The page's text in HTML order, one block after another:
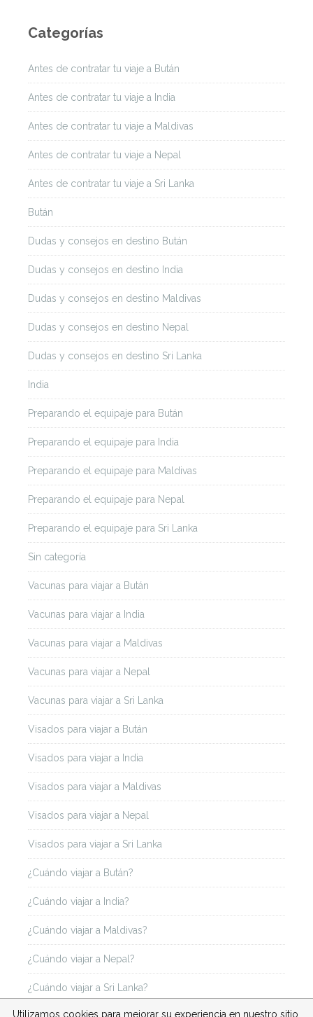
Categorías
Antes de contratar tu viaje a Bután
Antes de contratar tu viaje a India
Antes de contratar tu viaje a Maldivas
Antes de contratar tu viaje a Nepal
Antes de contratar tu viaje a Sri Lanka
Bután
Dudas y consejos en destino Bután
Dudas y consejos en destino India
Dudas y consejos en destino Maldivas
Dudas y consejos en destino Nepal
Dudas y consejos en destino Sri Lanka
India
Preparando el equipaje para Bután
Preparando el equipaje para India
Preparando el equipaje para Maldivas
Preparando el equipaje para Nepal
Preparando el equipaje para Sri Lanka
Sin categoría
Vacunas para viajar a Bután
Vacunas para viajar a India
Vacunas para viajar a Maldivas
Vacunas para viajar a Nepal
Vacunas para viajar a Sri Lanka
Visados para viajar a Bután
Visados para viajar a India
Visados para viajar a Maldivas
Visados para viajar a Nepal
Visados para viajar a Sri Lanka
¿Cuándo viajar a Bután?
¿Cuándo viajar a India?
¿Cuándo viajar a Maldivas?
¿Cuándo viajar a Nepal?
¿Cuándo viajar a Sri Lanka?
Utilizamos cookies para mejorar su experiencia en nuestro sitio.